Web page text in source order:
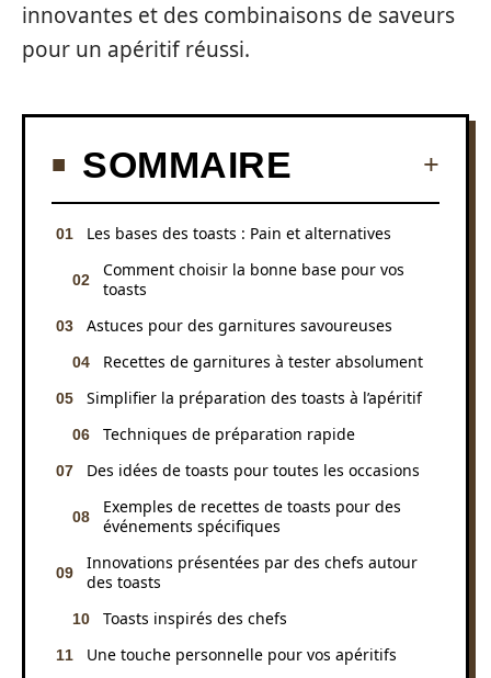
innovantes et des combinaisons de saveurs
pour un apéritif réussi.
SOMMAIRE
Les bases des toasts : Pain et alternatives
Comment choisir la bonne base pour vos
toasts
Astuces pour des garnitures savoureuses
Recettes de garnitures à tester absolument
Simplifier la préparation des toasts à l’apéritif
Techniques de préparation rapide
Des idées de toasts pour toutes les occasions
Exemples de recettes de toasts pour des
événements spécifiques
Innovations présentées par des chefs autour
des toasts
Toasts inspirés des chefs
Une touche personnelle pour vos apéritifs